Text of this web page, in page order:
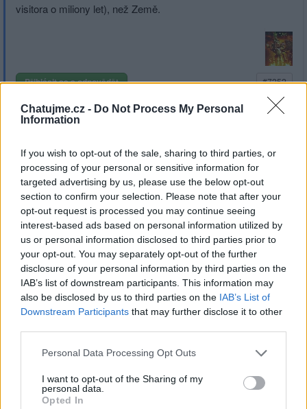
Chatujme.cz - Do Not Process My Personal
Information
If you wish to opt-out of the sale, sharing to third parties, or
processing of your personal or sensitive information for
targeted advertising by us, please use the below opt-out
section to confirm your selection. Please note that after your
opt-out request is processed you may continue seeing
interest-based ads based on personal information utilized by
us or personal information disclosed to third parties prior to
your opt-out. You may separately opt-out of the further
disclosure of your personal information by third parties on the
IAB’s list of downstream participants. This information may
also be disclosed by us to third parties on the IAB’s List of
Downstream Participants that may further disclose it to other
Personal Data Processing Opt Outs
I want to opt-out of the Sharing of my
personal data.
Opted In
visitora o miliony let), než Země.
Přihlásit se a odpovědět #7252
Reklama
RE: RE: RE: RE: RE:
#7347
Reakce na příspěvek#7239
To je pouhé překrucování bible, aby to aspoň trochu
odpovídalo vědě, ale to neodpovídá postupu, jak
vznikala Sluneční soustava a vesmír.
Přihlásit se a odpovědět #7239
RE: RE: RE: RE: RE: RE:…
Reakce na příspěvek#7236
Nejde o to, co ti sedí, ale je to také součást naší historie.